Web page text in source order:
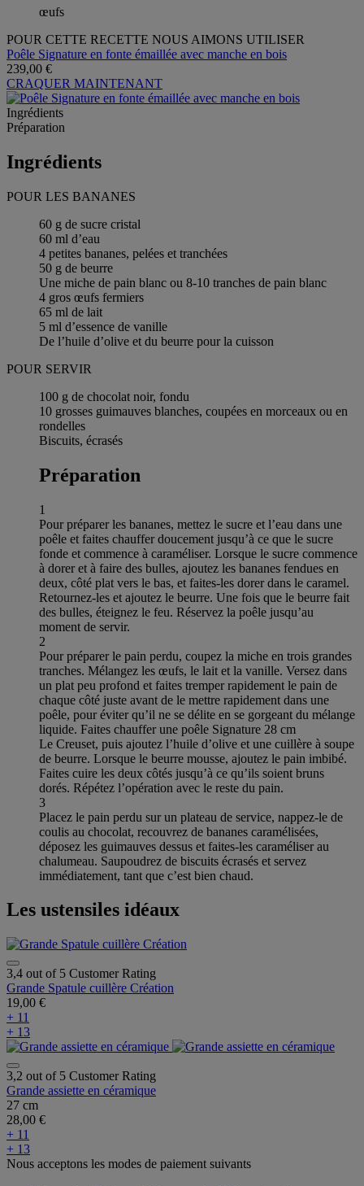
œufs
POUR CETTE RECETTE NOUS AIMONS UTILISER
Poêle Signature en fonte émaillée avec manche en bois
239,00 €
CRAQUER MAINTENANT
Ingrédients
Préparation
Ingrédients
POUR LES BANANES
60 g de sucre cristal
60 ml d’eau
4 petites bananes, pelées et tranchées
50 g de beurre
Une miche de pain blanc ou 8-10 tranches de pain blanc
4 gros œufs fermiers
65 ml de lait
5 ml d’essence de vanille
De l’huile d’olive et du beurre pour la cuisson
POUR SERVIR
100 g de chocolat noir, fondu
10 grosses guimauves blanches, coupées en morceaux ou en
rondelles
Biscuits, écrasés
Préparation
1
Pour préparer les bananes, mettez le sucre et l’eau dans une
poêle et faites chauffer doucement jusqu’à ce que le sucre
fonde et commence à caraméliser. Lorsque le sucre commence
à dorer et à faire des bulles, ajoutez les bananes fendues en
deux, côté plat vers le bas, et faites-les dorer dans le caramel.
Retournez-les et ajoutez le beurre. Une fois que le beurre fait
des bulles, éteignez le feu. Réservez la poêle jusqu’au
moment de servir.
2
Pour préparer le pain perdu, coupez la miche en trois grandes
tranches. Mélangez les œufs, le lait et la vanille. Versez dans
un plat peu profond et faites tremper rapidement le pain de
chaque côté juste avant de le mettre rapidement dans une
poêle, pour éviter qu’il ne se délite en se gorgeant du mélange
liquide. Faites chauffer une poêle Signature 28 cm
Le Creuset, puis ajoutez l’huile d’olive et une cuillère à soupe
de beurre. Lorsque le beurre mousse, ajoutez le pain imbibé.
Faites cuire les deux côtés jusqu’à ce qu’ils soient bruns
dorés. Répétez l’opération avec le reste du pain.
3
Placez le pain perdu sur un plateau de service, nappez-le de
coulis au chocolat, recouvrez de bananes caramélisées,
déposez les guimauves dessus et faites-les caraméliser au
chalumeau. Saupoudrez de biscuits écrasés et servez
immédiatement, tant que c’est bien chaud.
Les ustensiles idéaux
3,4 out of 5 Customer Rating
Grande Spatule cuillère Création
19,00 €
+ 11
+ 13
3,2 out of 5 Customer Rating
Grande assiette en céramique
27 cm
28,00 €
+ 11
+ 13
Nous acceptons les modes de paiement suivants